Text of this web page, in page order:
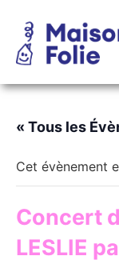
« Tous les
Cet évènement
Concert
LESLIE